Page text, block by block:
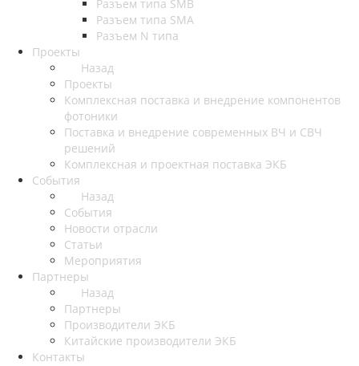
Разъем типа SMB
Разъем типа SMA
Разъем N типа
Проекты
Назад
Проекты
Комплексная поставка и внедрение компонентов
фотоники
Поставка и внедрение современных ВЧ и СВЧ
решений
Комплексная и проектная поставка ЭКБ
События
Назад
События
Новости отрасли
Статьи
Мероприятия
Партнеры
Назад
Партнеры
Производители ЭКБ
Китайские производители ЭКБ
Контакты